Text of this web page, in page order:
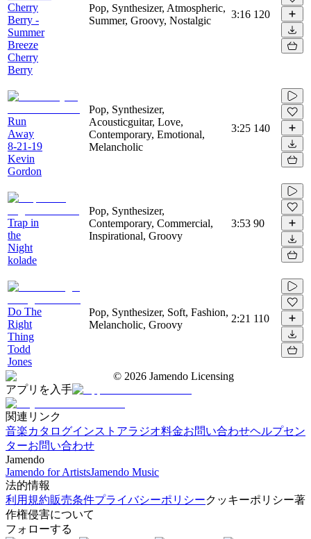
Cherry
Berry -
Summer
Breeze
Cherry
Berry
Pop, Synthesizer, Atmospheric,
Summer, Groovy, Nostalgic
3:16 120
Run
Away
8-21-19
Kevin
Gordon
Pop, Synthesizer,
Acousticguitar, Love,
Contemporary, Emotional,
Melancholic
3:25 140
Trap in
the
Night
kolade
Pop, Synthesizer,
Contemporary, Commercial,
Inspirational, Groovy
3:53 90
Do The
Right
Thing
Todd
Jones
Pop, Synthesizer, Soft, Fashion,
Melancholic, Groovy
2:21 110
© 2026 Jamendo Licensing
アプリを入手
関連リンク
音楽カタログインストアラジオ料金お問い合わせヘルプセン
ターお問い合わせ
Jamendo
Jamendo for ArtistsJamendo Music
法的情報
利用規約販売条件プライバシーポリシークッキーポリシー著
作権侵害について
フォローする